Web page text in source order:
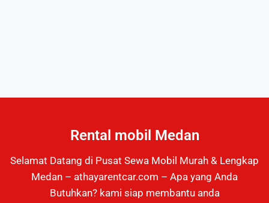
Rental mobil Medan
Selamat Datang di Pusat Sewa Mobil Murah & Lengkap
Medan – athayarentcar.com – Apa yang Anda
Butuhkan? kami siap membantu anda